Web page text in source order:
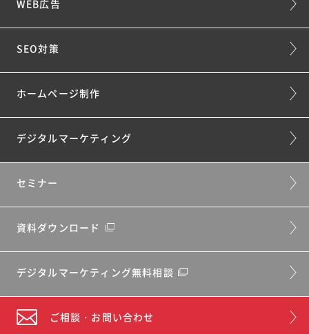
WEB広告
SEO対策
ホームページ制作
デジタルマーケティング
セミナー
資料ダウンロード
デジタルマーケティング無料相談
ご相談・お問い合わせ